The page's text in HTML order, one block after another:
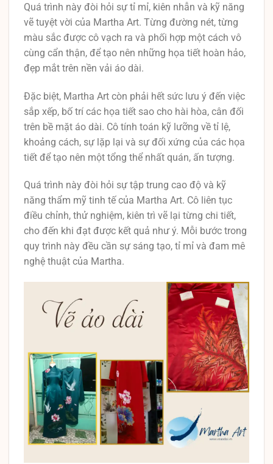
Quá trình này đòi hỏi sự tỉ mỉ, kiên nhẫn và kỹ năng
vẽ tuyệt vời của Martha Art. Từng đường nét, từng
màu sắc được cô vạch ra và phối hợp một cách vô
cùng cẩn thận, để tạo nên những họa tiết hoàn hảo,
đẹp mắt trên nền vải áo dài.
Đặc biệt, Martha Art còn phải hết sức lưu ý đến việc
sắp xếp, bố trí các họa tiết sao cho hài hòa, cân đối
trên bề mặt áo dài. Cô tính toán kỹ lưỡng về tỉ lệ,
khoảng cách, sự lặp lại và sự đối xứng của các họa
tiết để tạo nên một tổng thể nhất quán, ấn tượng.
Quá trình này đòi hỏi sự tập trung cao độ và kỹ
năng thẩm mỹ tinh tế của Martha Art. Cô liên tục
điều chỉnh, thử nghiệm, kiên trì vẽ lại từng chi tiết,
cho đến khi đạt được kết quả như ý. Mỗi bước trong
quy trình này đều cần sự sáng tạo, tỉ mỉ và đam mê
nghệ thuật của Martha.